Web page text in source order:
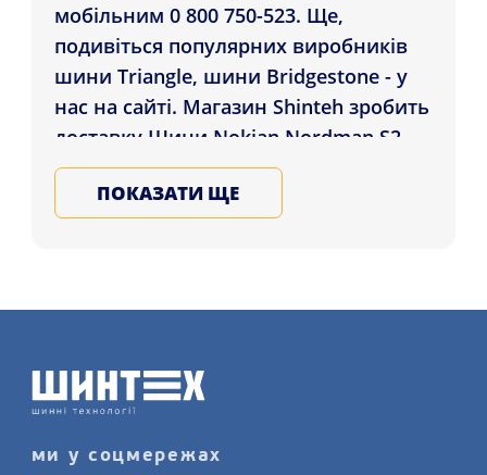
мобільним 0 800 750-523. Ще,
подивіться популярних виробників
шини Triangle, шини Bridgestone - у
нас на сайті. Магазин Shinteh зробить
доставку Шини Nokian Nordman S2
SUV 215/65 R17 99V клієнтам у
регіонах: Чернівці, Запоріжжя,
ПОКАЗАТИ ЩЕ
ми у соцмережах